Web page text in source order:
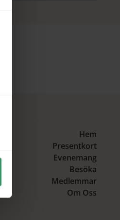
Hem
Presentkort
Evenemang
Besöka
Medlemmar
Om Oss